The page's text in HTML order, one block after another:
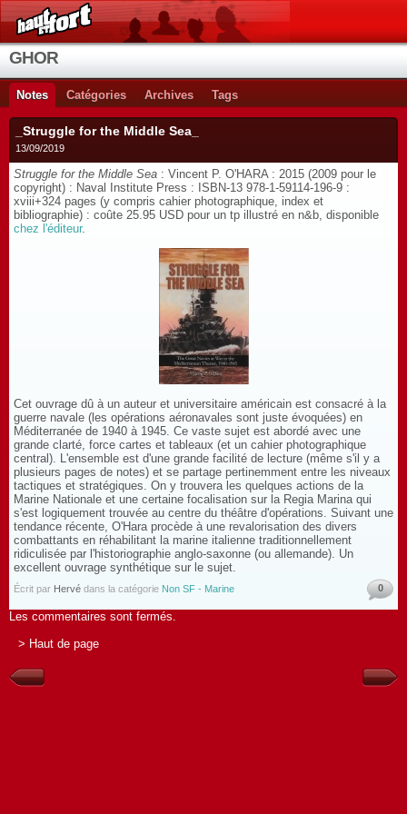
GHOR
Notes Catégories Archives Tags
_Struggle for the Middle Sea_
13/09/2019
Struggle for the Middle Sea : Vincent P. O'HARA : 2015 (2009 pour le
copyright) : Naval Institute Press : ISBN-13 978-1-59114-196-9 :
xviii+324 pages (y compris cahier photographique, index et
bibliographie) : coûte 25.95 USD pour un tp illustré en n&b, disponible
chez l'éditeur.
Cet ouvrage dû à un auteur et universitaire américain est consacré à la
guerre navale (les opérations aéronavales sont juste évoquées) en
Méditerranée de 1940 à 1945. Ce vaste sujet est abordé avec une
grande clarté, force cartes et tableaux (et un cahier photographique
central). L'ensemble est d'une grande facilité de lecture (même s'il y a
plusieurs pages de notes) et se partage pertinemment entre les niveaux
tactiques et stratégiques. On y trouvera les quelques actions de la
Marine Nationale et une certaine focalisation sur la Regia Marina qui
s'est logiquement trouvée au centre du théâtre d'opérations. Suivant une
tendance récente, O'Hara procède à une revalorisation des divers
combattants en réhabilitant la marine italienne traditionnellement
ridiculisée par l'historiographie anglo-saxonne (ou allemande). Un
excellent ouvrage synthétique sur le sujet.
Écrit par Hervé dans la catégorie Non SF - Marine 0
Les commentaires sont fermés.
> Haut de page